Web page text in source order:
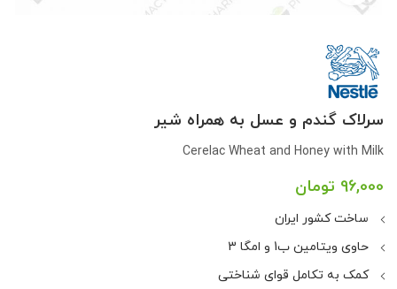
سرلاک گندم و عسل به همراه شیر
Cerelac Wheat and Honey with Milk
96,000 تومان
ساخت کشور ایران
حاوی ویتامین ب1 و امگا 3
کمک به تکامل قوای شناختی